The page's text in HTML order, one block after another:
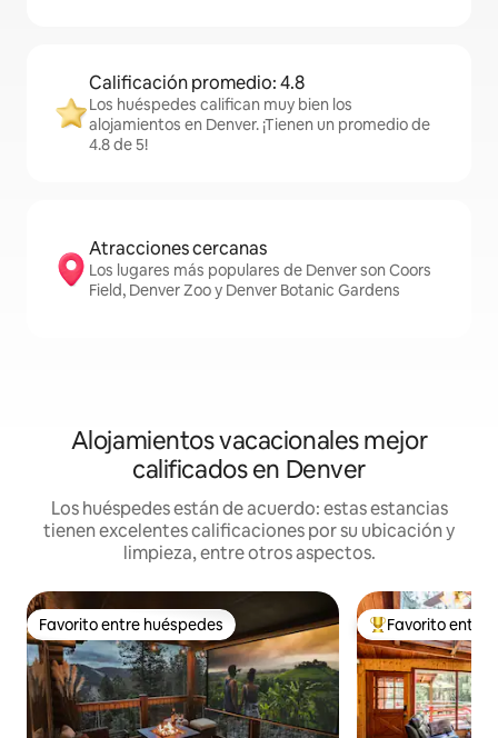
Calificación promedio: 4.8
Los huéspedes califican muy bien los
alojamientos en Denver. ¡Tienen un promedio de
4.8 de 5!
Atracciones cercanas
Los lugares más populares de Denver son Coors
Field, Denver Zoo y Denver Botanic Gardens
Alojamientos vacacionales mejor
calificados en Denver
Los huéspedes están de acuerdo: estas estancias
tienen excelentes calificaciones por su ubicación y
limpieza, entre otros aspectos.
Favorito entre huéspedes
Favorito entre huéspedes De los mejores
Favorito entre